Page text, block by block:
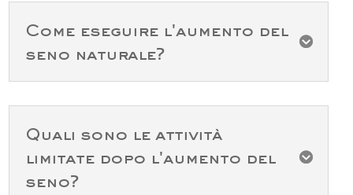

Come eseguire l'aumento del
seno naturale?

Quali sono le attività
limitate dopo l'aumento del
seno?